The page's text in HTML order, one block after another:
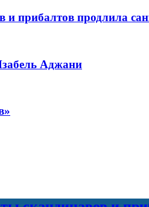
прибалтов продлила
Аджани